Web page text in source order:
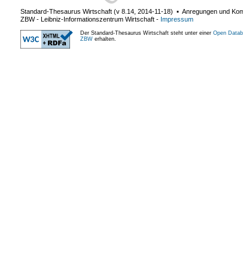
Standard-Thesaurus Wirtschaft (v 8.14 2014-11-18) ▪ Anregungen und
ZBW - Leibniz-Informationszentrum Wirtschaft - Impressum
Der Standard-Thesaurus Wirtschaft steht unter einer Open
ZBW erhalten.